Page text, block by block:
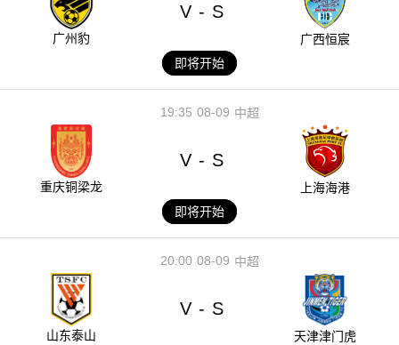
广州豹
V - S
广西恒宸
即将开始
08-09
19:35 中超
重庆铜梁龙
V - S
上海海港
即将开始
08-09
20:00 中超
山东泰山
V - S
天津津门虎